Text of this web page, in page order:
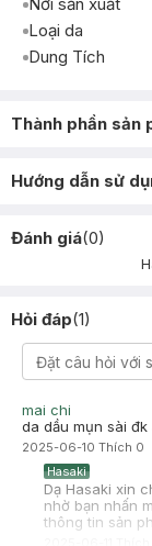
Loại da
Dung Tích
Thành phần sản
Hướng dẫn sử
Đánh giá(0)
Hỏi đáp(1)
mai chi
da dầu mụn sài đk
2025-06-10 Thích 0
Hasaki
Dạ Hasaki xin
nhờ bạn nhấn
thông tin sản